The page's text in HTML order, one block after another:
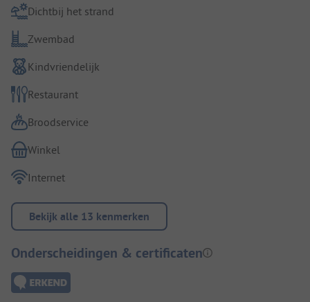
Dichtbij het strand
Zwembad
Kindvriendelijk
Restaurant
Broodservice
Winkel
Internet
Bekijk alle 13 kenmerken
Onderscheidingen & certificaten